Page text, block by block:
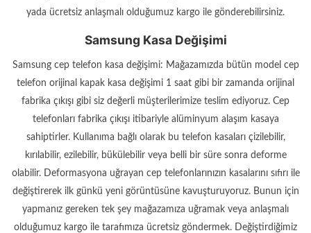
yada ücretsiz anlaşmalı olduğumuz kargo ile gönderebilirsiniz.
Samsung Kasa Değişimi
Samsung cep telefon kasa değişimi: Mağazamızda bütün model cep
telefon orijinal kapak kasa değişimi 1 saat gibi bir zamanda orijinal
fabrika çıkışı gibi siz değerli müşterilerimize teslim ediyoruz. Cep
telefonları fabrika çıkışı itibariyle alüminyum alaşım kasaya
sahiptirler. Kullanıma bağlı olarak bu telefon kasaları çizilebilir,
kırılabilir, ezilebilir, bükülebilir veya belli bir süre sonra deforme
olabilir. Deformasyona uğrayan cep telefonlarınızın kasalarını sıfırı ile
değiştirerek ilk günkü yeni görüntüsüne kavuşturuyoruz. Bunun için
yapmanız gereken tek şey mağazamıza uğramak veya anlaşmalı
olduğumuz kargo ile tarafımıza ücretsiz göndermek. Değiştirdiğimiz